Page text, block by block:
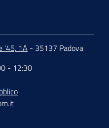
'45, 1A - 35137 Padova
- 12:30